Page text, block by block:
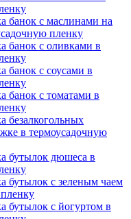
банок с маслинами на
пленку
банок с оливками в
банок с соусами в
банок с томатами в
безалкогольных
в термоусадочную
бутылок дюшеса в
бутылок с зеленым чаем
бутылок с йогуртом в